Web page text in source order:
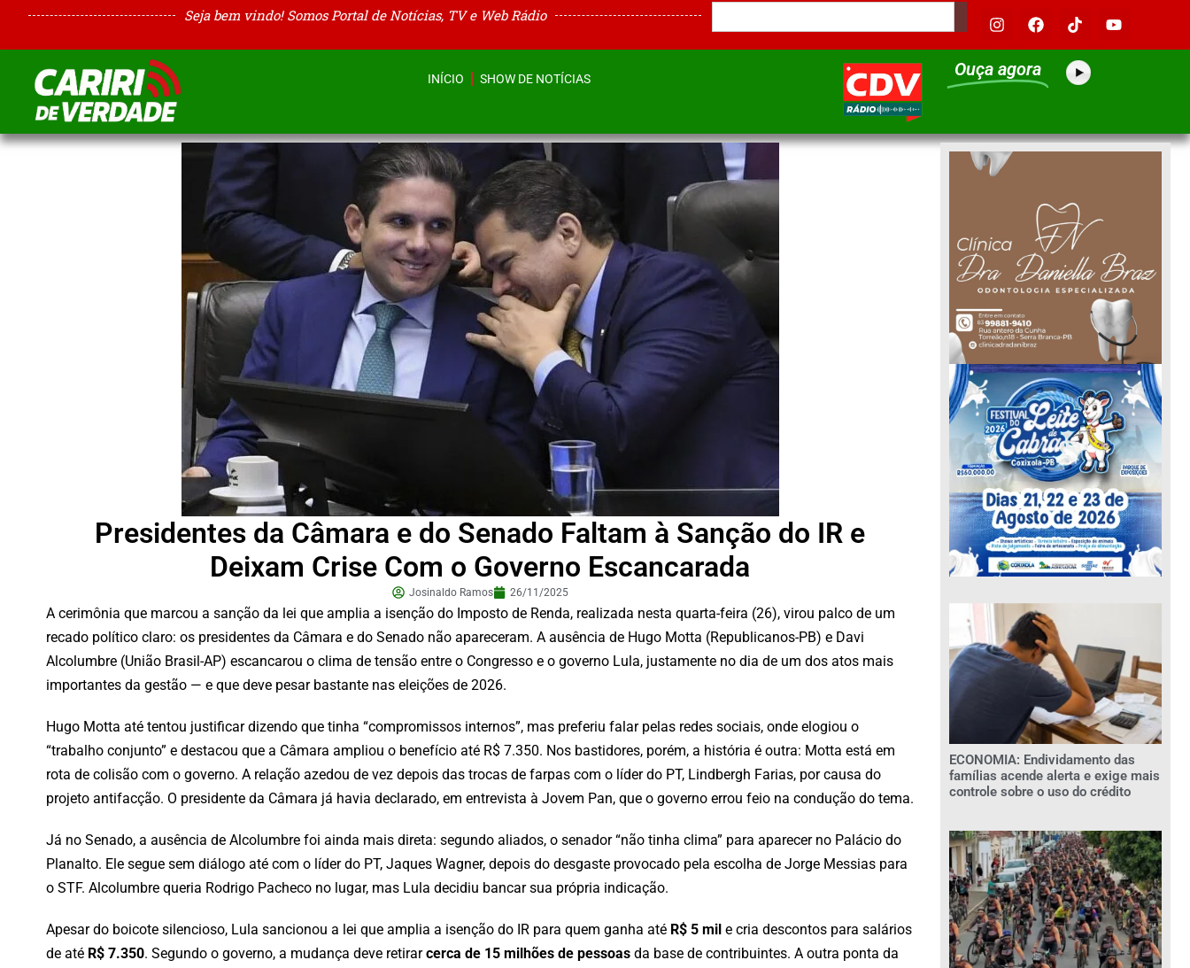
Seja bem vindo! Somos Portal de Notícias, TV e Web Rádio
INÍCIO SHOW DE NOTÍCIAS Ouça agora
Presidentes da Câmara e do Senado Faltam à Sanção do IR e
Deixam Crise Com o Governo Escancarada
Josinaldo Ramos 26/11/2025
A cerimônia que marcou a sanção da lei que amplia a isenção do Imposto de Renda, realizada nesta quarta-feira (26), virou palco de um
recado político claro: os presidentes da Câmara e do Senado não apareceram. A ausência de Hugo Motta (Republicanos-PB) e Davi
Alcolumbre (União Brasil-AP) escancarou o clima de tensão entre o Congresso e o governo Lula, justamente no dia de um dos atos mais
importantes da gestão — e que deve pesar bastante nas eleições de 2026.
Hugo Motta até tentou justificar dizendo que tinha “compromissos internos”, mas preferiu falar pelas redes sociais, onde elogiou o
“trabalho conjunto” e destacou que a Câmara ampliou o benefício até R$ 7.350. Nos bastidores, porém, a história é outra: Motta está em
rota de colisão com o governo. A relação azedou de vez depois das trocas de farpas com o líder do PT, Lindbergh Farias, por causa do
projeto antifacção. O presidente da Câmara já havia declarado, em entrevista à Jovem Pan, que o governo errou feio na condução do tema.
Já no Senado, a ausência de Alcolumbre foi ainda mais direta: segundo aliados, o senador “não tinha clima” para aparecer no Palácio do
Planalto. Ele segue sem diálogo até com o líder do PT, Jaques Wagner, depois do desgaste provocado pela escolha de Jorge Messias para
o STF. Alcolumbre queria Rodrigo Pacheco no lugar, mas Lula decidiu bancar sua própria indicação.
Apesar do boicote silencioso, Lula sancionou a lei que amplia a isenção do IR para quem ganha até R$ 5 mil e cria descontos para salários
de até R$ 7.350. Segundo o governo, a mudança deve retirarcerca de 15 milhões de pessoas da base de contribuintes. A outra ponta da
ECONOMIA: Endividamento das
famílias acende alerta e exige mais
controle sobre o uso do crédito